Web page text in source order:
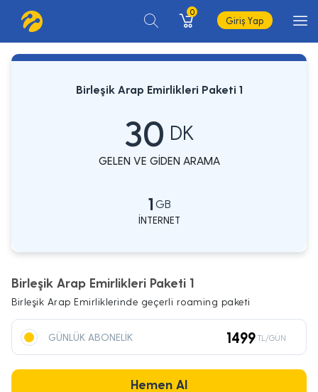
0
Giriş Yap
Birleşik Arap Emirlikleri Paketi 1
30 DK
GELEN VE GİDEN ARAMA
1 GB
İNTERNET
Birleşik Arap Emirlikleri Paketi 1
Birleşik Arap Emirliklerinde geçerli roaming paketi
GÜNLÜK ABONELİK 1499 TL/GÜN
Hemen Al